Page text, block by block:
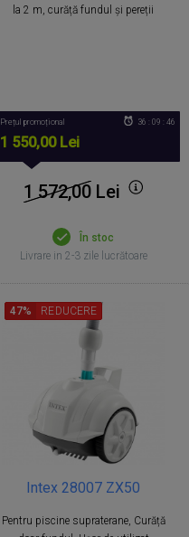
la 2 m, curăță fundul și pereții
Prețul promoțional
1 550,00 Lei
36 : 09 : 46
1 572,00Lei
În stoc
Livrare in 2-3 zile lucrătoare
Intex 28007 ZX50
Pentru piscine supraterane, Curăță
47% REDUCERE